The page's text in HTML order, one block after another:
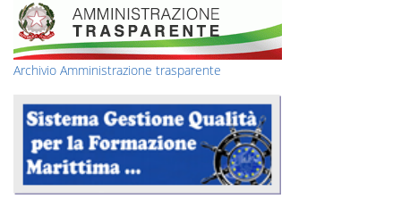
Archivio Amministrazione trasparente